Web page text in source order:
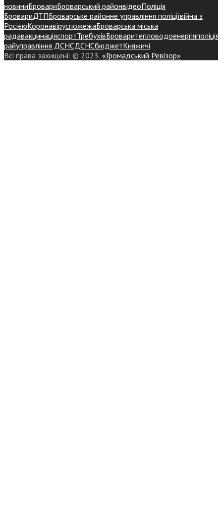
новиниБровариБроварський районвідеоПоліція
БровариДТПБроварське районне управління поліціївійна з
РосієюКоронавіруспожежаБроварська міська
радавакцинаціяспортТребухівБроваритепловодоенергіяполіція
райуправління ДСНСДСНСбюджетКняжичі
Всі права захищені: © 2023, «Громадський Ревізор»